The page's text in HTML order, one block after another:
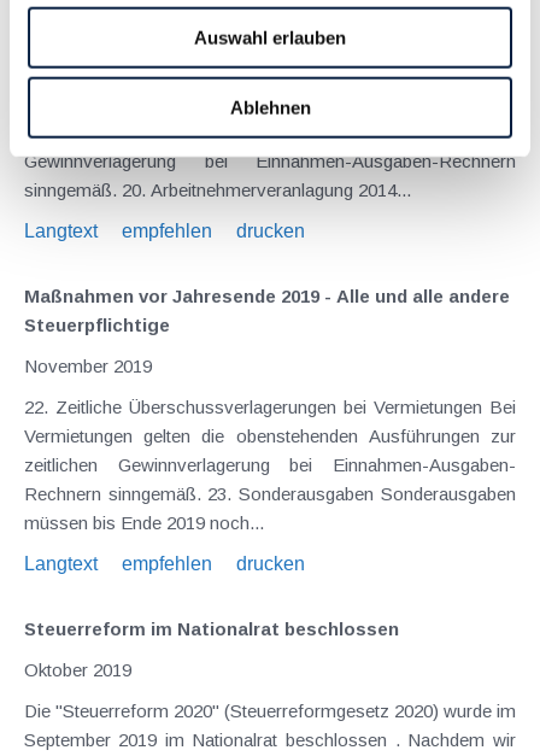
Auswahl erlauben
Ablehnen
19. Zeitliche Überschussverlagerungen bei unselbständigen
Einkünften (Arbeitnehmer) Bei Arbeitnehmern gelten die
obenstehenden Ausführungen zur zeitlichen
Gewinnverlagerung bei Einnahmen-Ausgaben-Rechnern
sinngemäß. 20. Arbeitnehmerveranlagung 2014...
Langtext
empfehlen drucken
Maßnahmen vor Jahresende 2019 - Alle und alle andere
Steuerpflichtige
November 2019
22. Zeitliche Überschussverlagerungen bei Vermietungen Bei
Vermietungen gelten die obenstehenden Ausführungen zur
zeitlichen Gewinnverlagerung bei Einnahmen-Ausgaben-
Rechnern sinngemäß. 23. Sonderausgaben Sonderausgaben
müssen bis Ende 2019 noch...
Langtext
empfehlen drucken
Steuerreform im Nationalrat beschlossen
Oktober 2019
Die "Steuerreform 2020" (Steuerreformgesetz 2020) wurde im
September 2019 im Nationalrat beschlossen . Nachdem wir